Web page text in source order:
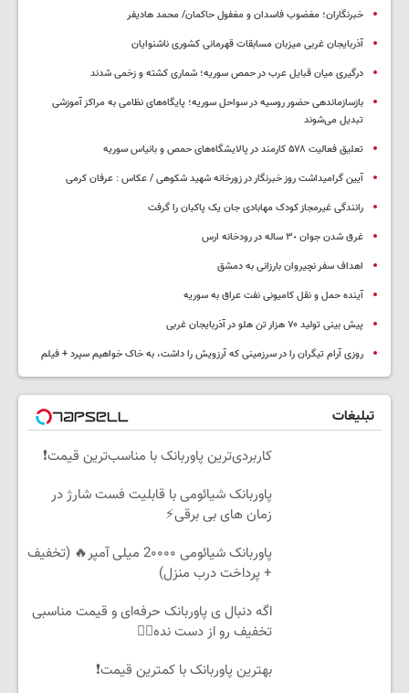
خبرنگاران؛ مغضوب فاسدان و مغفول حاکمان/ محمد هادیفر
آذربایجان غربی میزبان مسابقات قهرمانی کشوری ناشنوایان
درگیری میان قبایل عرب در حمص سوریه؛ شماری کشته و زخمی شدند
بازسازماندهی حضور روسیه در سواحل سوریه؛ پایگاه‌های نظامی به مراکز آموزشی
تبدیل می‌شوند
تعلیق فعالیت ۵۷۸ کارمند در پالایشگاه‌های حمص و بانیاس سوریه
آیین گرامیداشت روز خبرنگار در زورخانه شهید شکوهی / عکاس : عرفان کرمی
رانندگی غیرمجاز کودک مهابادی جان یک پاکبان را گرفت
غرق شدن جوان ٣٠ ساله در رودخانه ارس
اهداف سفر نچیروان بارزانی به دمشق
آینده حمل و نقل کامیونی نفت عراق به سوریه
پیش بینی تولید ۷۰ هزار تن هلو در آذربایجان غربی
روزی آرام تیگران را در سرزمینی که آرزویش را داشت، به خاک خواهیم سپرد + فیلم
تبلیغات
کاربردی‌ترین پاوربانک با مناسب‌ترین قیمت❗
پاوربانک شیائومی با قابلیت فست شارژ در
زمان های بی برقی⚡
پاوربانک شیائومی 2۰۰۰۰ میلی آمپر🔥 (تخفیف
+ پرداخت درب منزل)
اگه دنبال ی پاوربانک حرفه‌ای و قیمت مناسبی
تخفیف رو از دست نده👌🏻
بهترین پاوربانک با کمترین قیمت❗